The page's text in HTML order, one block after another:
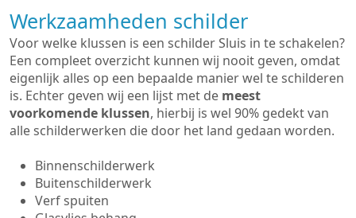
Werkzaamheden schilder
Voor welke klussen is een schilder Sluis in te schakelen?
Een compleet overzicht kunnen wij nooit geven, omdat
eigenlijk alles op een bepaalde manier wel te schilderen
is. Echter geven wij een lijst met de meest
voorkomende klussen, hierbij is wel 90% gedekt van
alle schilderwerken die door het land gedaan worden.
Binnenschilderwerk
Buitenschilderwerk
Verf spuiten